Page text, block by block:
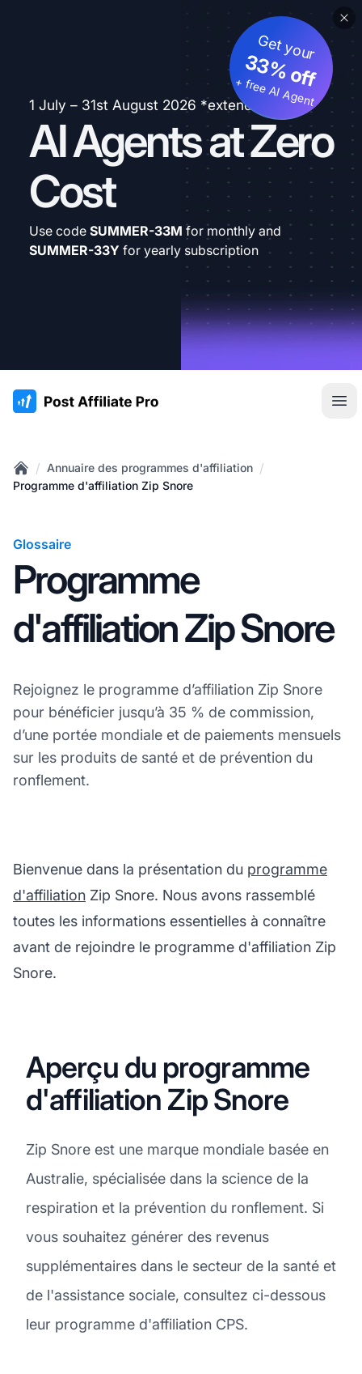
1 July – 31st August 2026 *extended
AI Agents at Zero
Cost
Get your
33% off
+ free AI Agent
Use code SUMMER-33M for monthly and
SUMMER-33Y for yearly subscription
:site.title
Home
/ Annuaire des programmes d'affiliation /
Programme d'affiliation Zip Snore
Glossaire
Programme
d'affiliation Zip Snore
Rejoignez le programme d’affiliation Zip Snore
pour bénéficier jusqu’à 35 % de commission,
d’une portée mondiale et de paiements mensuels
sur les produits de santé et de prévention du
ronflement.
Bienvenue dans la présentation du programme
d'affiliation Zip Snore. Nous avons rassemblé
toutes les informations essentielles à connaître
avant de rejoindre le programme d'affiliation Zip
Snore.
Aperçu du programme
d'affiliation Zip Snore
Zip Snore est une marque mondiale basée en
Australie, spécialisée dans la science de la
respiration et la prévention du ronflement. Si
vous souhaitez générer des revenus
supplémentaires dans le secteur de la santé et
de l'assistance sociale, consultez ci-dessous
leur programme d'affiliation CPS.